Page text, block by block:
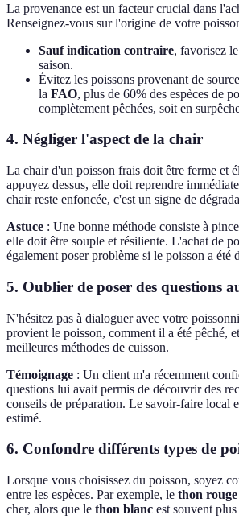
La provenance est un facteur crucial dans
Renseignez-vous sur l'origine de votre
Sauf indication contraire, favorisez
saison.
Évitez les poissons provenant de
la FAO, plus de 60% des espèces de
complètement pêchées, soit en
4. Négliger l'aspect de la chair
La chair d'un poisson frais doit être ferme et
appuyez dessus, elle doit reprendre
chair reste enfoncée, c'est un signe de
Astuce : Une bonne méthode consiste à
elle doit être souple et résiliente. L'achat de
également poser problème si le poisson a été
5. Oublier de poser des questions
N'hésitez pas à dialoguer avec votre
provient le poisson, comment il a été pêché,
meilleures méthodes de cuisson.
Témoignage : Un client m'a récemment
questions lui avait permis de découvrir des
conseils de préparation. Le savoir-faire local
estimé.
6. Confondre différents types de
Lorsque vous choisissez du poisson, soyez
entre les espèces. Par exemple, le thon rouge
cher, alors que le thon blanc est souvent plus